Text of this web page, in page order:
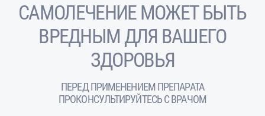
САМОЛЕЧЕНИЕ МОЖЕТ БЫТЬ
ВРЕДНЫМ ДЛЯ ВАШЕГО
ЗДОРОВЬЯ
ПЕРЕД ПРИМЕНЕНИЕМ ПРЕПАРАТА
ПРОКОНСУЛЬТИРУЙТЕСЬ С ВРАЧОМ